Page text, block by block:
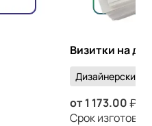
Визитки на
Дизайнерский
от 1 173.00
Срок